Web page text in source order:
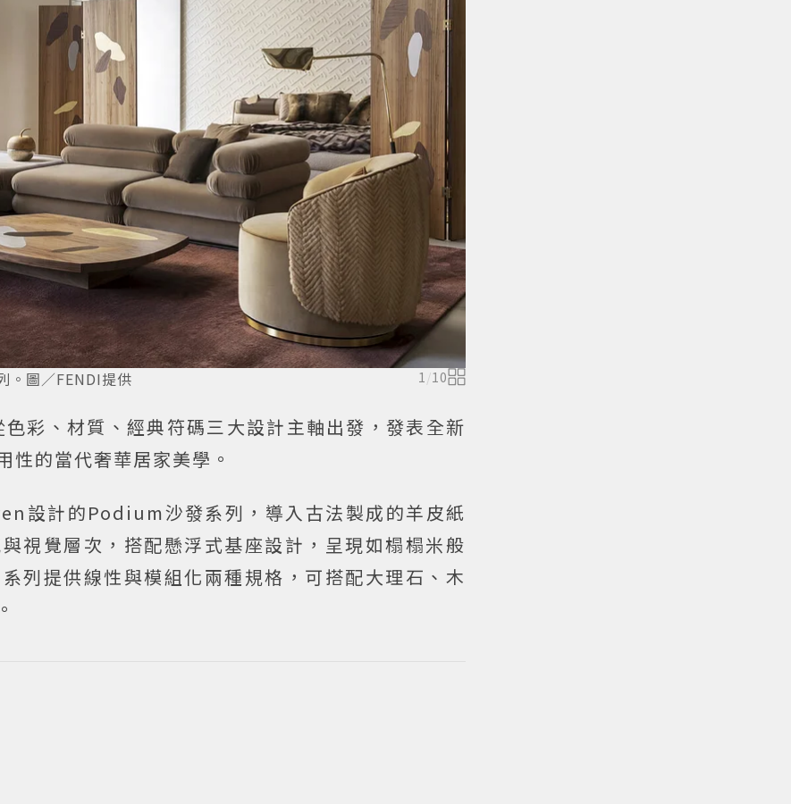
。圖／FENDI提供 1 /10
色彩、材質、經典符碼三大設計主軸出發，發表全新
性的當代奢華居家美學。
設計的Podium沙發系列，導入古法製成的羊皮紙
視覺層次，搭配懸浮式基座設計，呈現如榻榻米般
列提供線性與模組化兩種規格，可搭配大理石、木